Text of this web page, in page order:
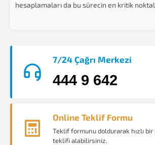
hesaplamaları da bu sürecin en kritik
7/24 Çağrı Merkezi
444 9 642
Online Teklif Formu
Teklif formunu doldurarak hızlı
teklifi alabilirsiniz.